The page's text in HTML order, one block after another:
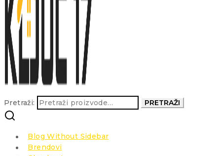
Pretraži: PRETRAŽI
Blog Without Sidebar
Brendovi